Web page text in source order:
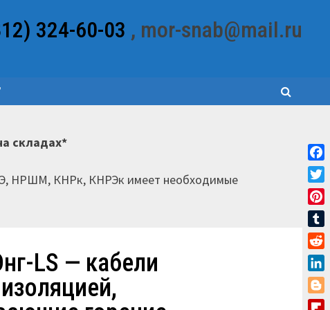
324-60-03 , mor-snab@mail.ru
складах*
НРШМ, КНРк, КНРЭк имеет необходимые
LS — кабели